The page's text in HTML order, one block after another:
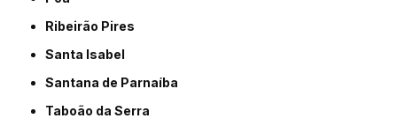
Ribeirão Pires
Santa Isabel
Santana de Parnaíba
Taboão da Serra